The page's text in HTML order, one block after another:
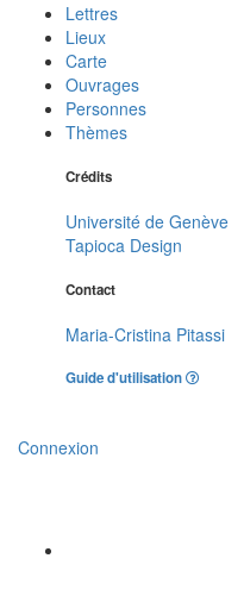
Lettres
Lieux
Carte
Ouvrages
Personnes
Thèmes
Crédits
Université de Genève
Tapioca Design
Contact
Maria-Cristina Pitassi
Guide d'utilisation
Connexion